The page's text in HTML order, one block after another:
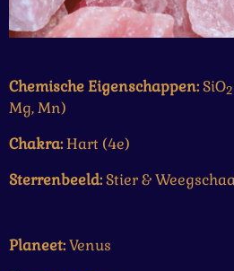
Chemische Eigenschappen:SiO2
Mg,Mn)
Chakra:Hart (4e)
Sterrenbeeld:Stier &
Planeet:Venus